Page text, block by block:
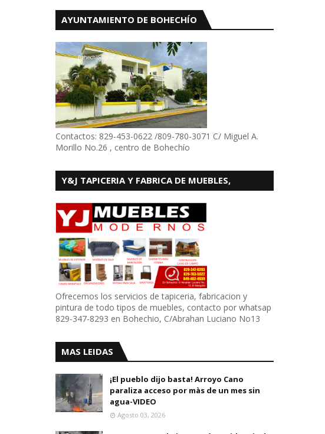
AYUNTAMIENTO DE BOHECHÍO
Contactos: 829-453-0622 /809-780-3071 C/ Miguel A.
Morillo No.26 , centro de Bohechío
Y&J TAPICERIA Y FABRICA DE MUEBLES,
Ofrecemos los servicios de tapiceria, fabricacion y
pintura de todo tipos de muebles, contacto por whatsap
829-347-8293 en Bohechio, C/Abrahan Luciano No13
MAS LEIDAS
¡El pueblo dijo basta! Arroyo Cano
paraliza acceso por màs de un mes sin
agua-VIDEO
Agosto 03, 2026